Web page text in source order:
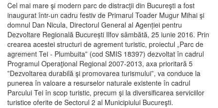
Cel mai mare şi modern parc de distracţii din Bucureşti a fost
inaugurat într-un cadru festiv de Primarul Toader Mugur Mihai şi
domnul Dan Nicula, Directorul General al Agenției pentru
Dezvoltare Regională București Ilfov sâmbătă, 25 iunie 2016. Prin
crearea acestei structuri de agrement turistic, proiectul „Parc de
agrement Tei - Plumbuita” (cod SMIS 18397) dezvoltat în cadrul
Programul Operaţional Regional 2007-2013, axa prioritară 5
”Dezvoltarea durabilă şi promovarea turismului”, va conduce la
punerea în valoare a resurselor naturale existente în cadrul
Parcului Tei în scop turistic, precum şi la diversificarea serviciilor
turistice oferite de Sectorul 2 al Municipiului Bucureşti.